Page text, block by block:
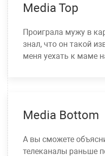
Media Top
Проиграла мужу в
знал, что он такой
меня уехать к маме
Media Bottom
А вы сможете
телеканалы раньше